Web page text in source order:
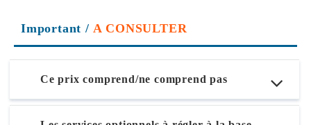
Important / A CONSULTER
Ce prix comprend/ne comprend pas